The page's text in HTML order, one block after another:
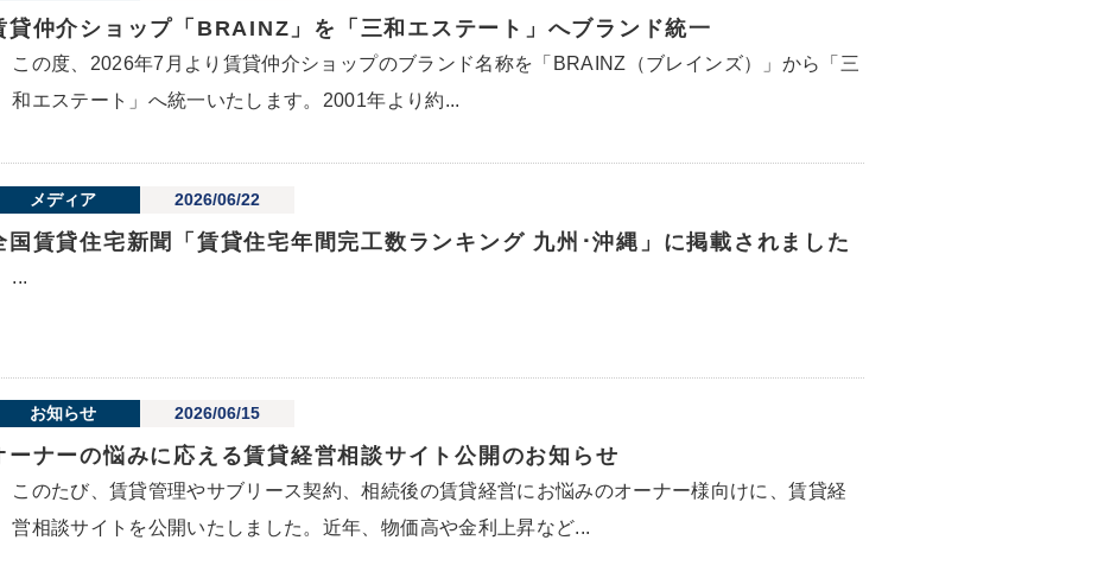
貸仲介ショップ「BRAINZ」を「三和エステート」へブランド統一
この度、2026年7月より賃貸仲介ショップのブランド名称を「BRAINZ（ブレインズ）」から「三
和エステート」へ統一いたします。2001年より約...
メディア 2026/06/22
国賃貸住宅新聞「賃貸住宅年間完工数ランキング 九州･沖縄」に掲載されました
...
お知らせ 2026/06/15
ーナーの悩みに応える賃貸経営相談サイト公開のお知らせ
このたび、賃貸管理やサブリース契約、相続後の賃貸経営にお悩みのオーナー様向けに、賃貸経
営相談サイトを公開いたしました。近年、物価高や金利上昇など...